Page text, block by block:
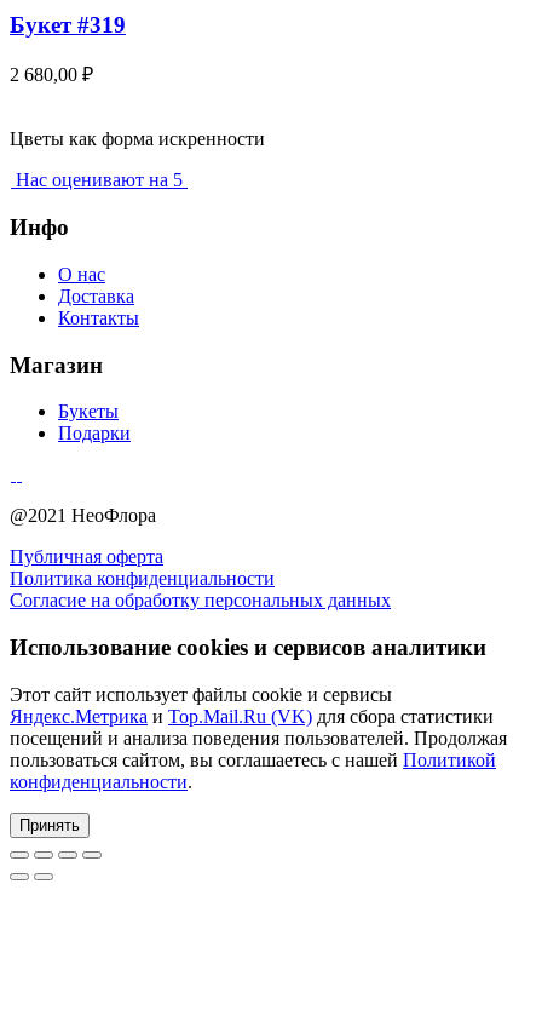
Букет #319
2 680,00 ₽
Цветы как форма искренности
Нас оценивают на 5
Инфо
О нас
Доставка
Контакты
Магазин
Букеты
Подарки
@2021 НеоФлора
Публичная оферта
Политика конфиденциальности
Согласие на обработку персональных данных
Использование cookies и сервисов аналитики
Этот сайт использует файлы cookie и сервисы
Яндекс.Метрика и Top.Mail.Ru (VK) для сбора статистики
посещений и анализа поведения пользователей. Продолжая
пользоваться сайтом, вы соглашаетесь с нашей Политикой
конфиденциальности.
Принять